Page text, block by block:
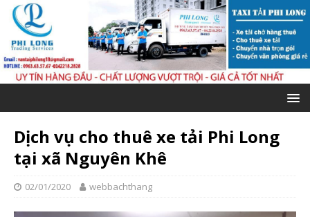
Dịch vụ cho thuê xe tải Phi Long
tại xã Nguyên Khê
02/01/2020 webbachthang